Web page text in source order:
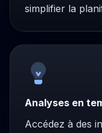
simplifier la
Analyses en
Accédez à des